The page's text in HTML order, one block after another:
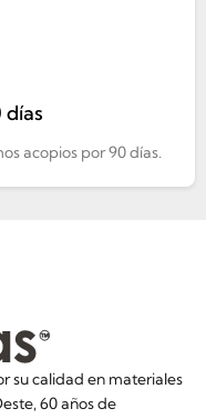
acopios por 90 días.
su calidad en materiales
60 años de